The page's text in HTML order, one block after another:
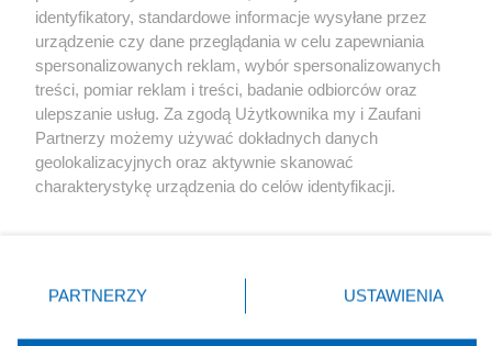
Kultura
X Facebook Instagram Youtube
identyfikatory, standardowe informacje wysyłane przez
urządzenie czy dane przeglądania w celu zapewniania
spersonalizowanych reklam, wybór spersonalizowanych
treści, pomiar reklam i treści, badanie odbiorców oraz
ulepszanie usług. Za zgodą Użytkownika my i Zaufani
Partnerzy możemy używać dokładnych danych
geolokalizacyjnych oraz aktywnie skanować
charakterystykę urządzenia do celów identyfikacji.
zmienić/wycofać klikając przycisk ustawień prywatności
znajdujący się w lewym dolnym rogu strony
rodzaje przetwarzania danych nie wymagają zgody
PARTNERZY USTAWIENIA